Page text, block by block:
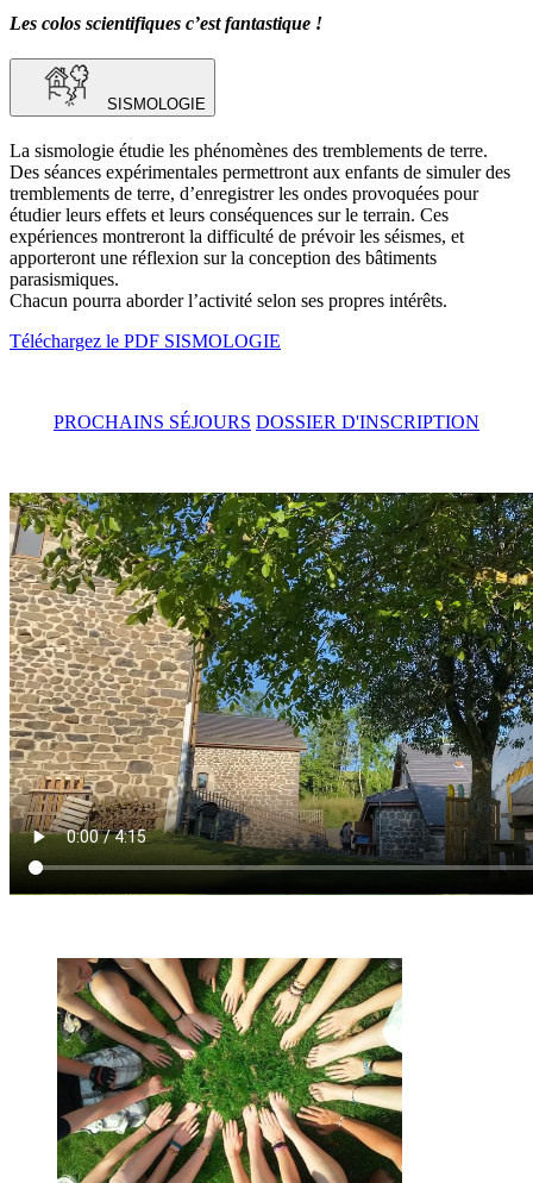
Les colos scientifiques c’est fantastique !
SISMOLOGIE
La sismologie étudie les phénomènes des tremblements de terre.
Des séances expérimentales permettront aux enfants de simuler des
tremblements de terre, d’enregistrer les ondes provoquées pour
étudier leurs effets et leurs conséquences sur le terrain. Ces
expériences montreront la difficulté de prévoir les séismes, et
apporteront une réflexion sur la conception des bâtiments
parasismiques.
Chacun pourra aborder l’activité selon ses propres intérêts.
Téléchargez le PDF SISMOLOGIE
PROCHAINS SÉJOURS DOSSIER D'INSCRIPTION